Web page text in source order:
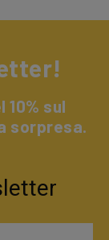
sul
sorpresa.